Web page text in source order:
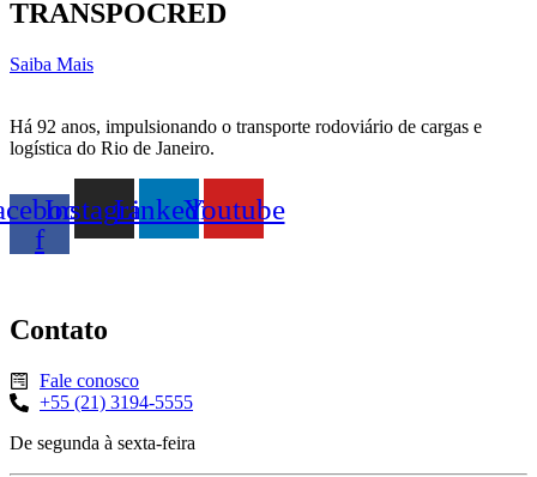
TRANSPOCRED
Saiba Mais
Há 92 anos, impulsionando o transporte rodoviário de cargas e
logística do Rio de Janeiro.
f
InstagramLinkedinYoutube
Contato
Fale conosco
+55 (21) 3194-5555
De segunda à sexta-feira